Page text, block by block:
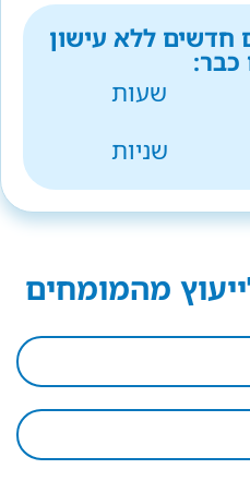
ללא עישון
כבר:
שעות
שניות
מהמומחים